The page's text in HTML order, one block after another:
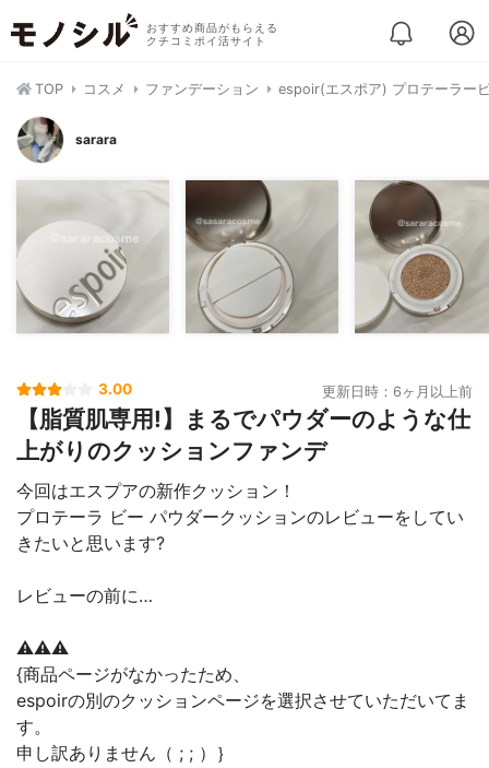
おすすめ商品がもらえる
クチコミポイ活サイト
TOP コスメ ファンデーション espoir(エスポア) プロテーラー
sarara
3.00 更新日時：6ヶ月以上前
【脂質肌専用!】まるでパウダーのような仕
上がりのクッションファンデ
今回はエスプアの新作クッション！
プロテーラ ビー パウダークッションのレビューをしてい
きたいと思います?
レビューの前に…
⚠︎⚠︎⚠︎
{商品ページがなかったため、
espoirの別のクッションページを選択させていただいてま
す。
申し訳ありません（ ; ; ）｝